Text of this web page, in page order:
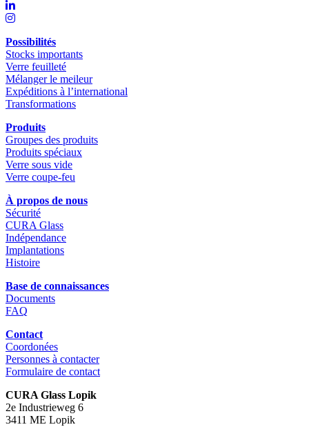
Possibilités
Stocks importants
Verre feuilleté
Mélanger le meileur
Expéditions à l’international
Transformations
Produits
Groupes des produits
Produits spéciaux
Verre sous vide
Verre coupe-feu
À propos de nous
Sécurité
CURA Glass
Indépendance
Implantations
Histoire
Base de connaissances
Documents
FAQ
Contact
Coordonées
Personnes à contacter
Formulaire de contact
CURA Glass Lopik
2e Industrieweg 6
3411 ME Lopik